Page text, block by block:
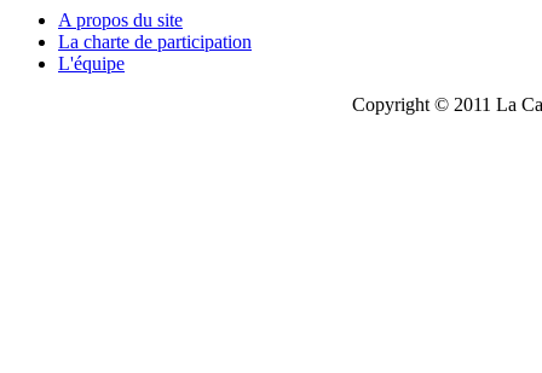
A propos du site
La charte de participation
L'équipe
Copyright © 2011 La